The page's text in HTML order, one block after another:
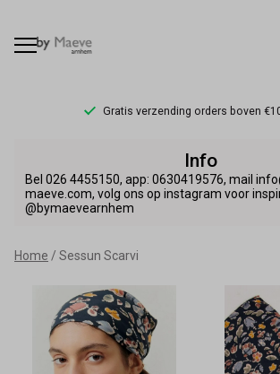
Gratis verzending orders boven
Scarvi
By
Maeve
Info
Bel 026 4455150, app: 0630419576, mail
maeve.com, volg ons op instagram voor
@bymaevearnhem
Home Sessun Scarvi